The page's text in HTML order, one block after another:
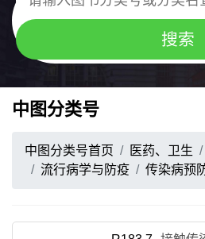
中图分类号
中图分类号首页 医药、卫生
流行病学与防疫
传染病预